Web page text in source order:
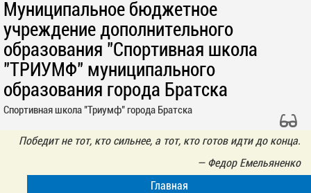
Муниципальное бюджетное
учреждение дополнительного
образования "Спортивная школа
"ТРИУМФ" муниципального
образования города Братска
Спортивная школа "Триумф" города Братска
Победит не тот, кто сильнее, а тот, кто готов идти до конца.
— Федор Емельяненко
Главная